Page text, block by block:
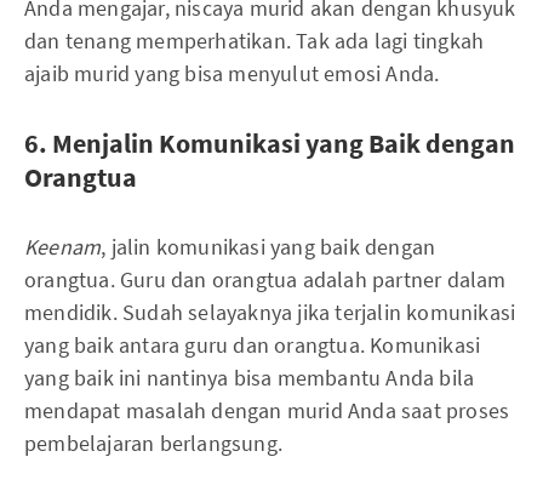
Anda mengajar, niscaya murid akan dengan khusyuk
dan tenang memperhatikan. Tak ada lagi tingkah
ajaib murid yang bisa menyulut emosi Anda.
6. Menjalin Komunikasi yang Baik dengan
Orangtua
Keenam, jalin komunikasi yang baik dengan
orangtua. Guru dan orangtua adalah partner dalam
mendidik. Sudah selayaknya jika terjalin komunikasi
yang baik antara guru dan orangtua. Komunikasi
yang baik ini nantinya bisa membantu Anda bila
mendapat masalah dengan murid Anda saat proses
pembelajaran berlangsung.